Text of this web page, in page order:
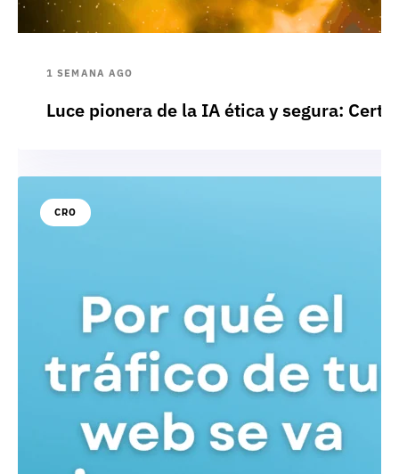
1 SEMANA AGO
Luce pionera de la IA ética y segura:
CRO